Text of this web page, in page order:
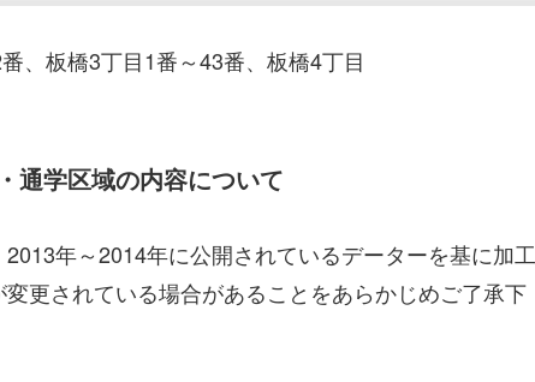
、板橋3丁目1番～43番、板橋4丁目
通学区域の内容について
年～2014年に公開されているデーターを基に加工
更されている場合があることをあらかじめご了承下